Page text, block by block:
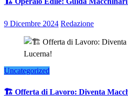
9 Dicembre 2024 Redazione
Uncategorized
🏗️ Offerta di Lavoro: Diventa